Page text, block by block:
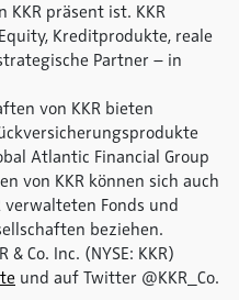
KKR präsent ist. KKR
Kreditprodukte, reale
Partner – in
von KKR bieten
Atlantic Financial Group
von KKR können sich auch
Fonds und
beziehen.
Co. Inc. (NYSE: KKR)
und auf Twitter @KKR_Co.